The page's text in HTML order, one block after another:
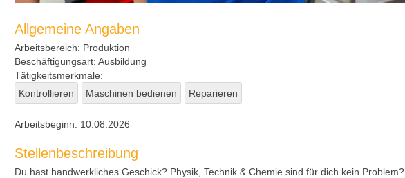
Allgemeine Angaben
Arbeitsbereich: Produktion
Beschäftigungsart: Ausbildung
Tätigkeitsmerkmale:
Kontrollieren
Maschinen bedienen Reparieren
Arbeitsbeginn: 10.08.2026
Stellenbeschreibung
Du hast handwerkliches Geschick? Physik, Technik & Chemie sind für dich kein Problem?